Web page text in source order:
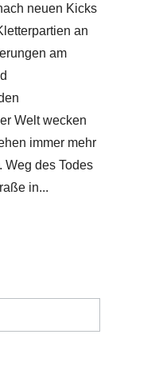
neuen Kicks
an
am
Welt wecken
immer mehr
Weg des Todes
in